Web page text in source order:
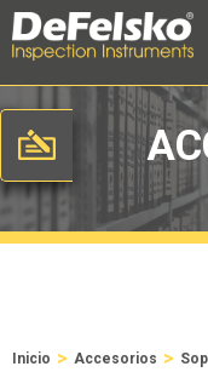
Inicio > Accesorios >